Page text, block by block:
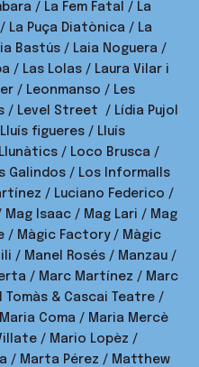
/ La Fem Fatal / La
La Puça Diatònica / La
Bastús / Laia Noguera /
/ Las Lolas / Laura Vilar i
/ Leonmanso / Les
/ Level Street / Lídia Pujol
figueres / Lluís
/ Loco Brusca /
Galindos / Los Informalls
/ Luciano Federico /
Mag Isaac / Mag Lari / Mag
/ Màgic Factory / Màgic
/ Manel Rosés / Manzau /
/ Marc Martínez / Marc
& Cascai Teatre /
Coma / Maria Mercè
/ Mario Lopèz /
/ Marta Pérez / Matthew